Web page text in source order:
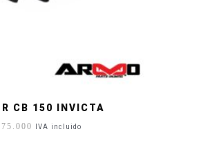
CB 150 INVICTA
IVA incluido